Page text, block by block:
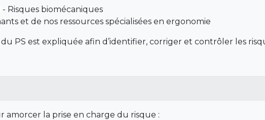
- Risques biomécaniques
et de nos ressources spécialisées en ergonomie
PS est expliquée afin d’identifier, corriger et contrôler les
amorcer la prise en charge du risque :